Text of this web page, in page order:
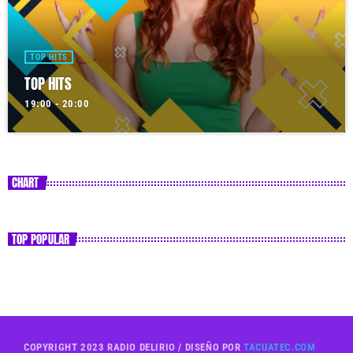
TOP HITS
TOP HITS
19:00 - 20:00
CHART
TOP POPULAR
COPYRIGHT 2023 RADIO DELIRIO / DISEÑO PORTACUATEC.COM